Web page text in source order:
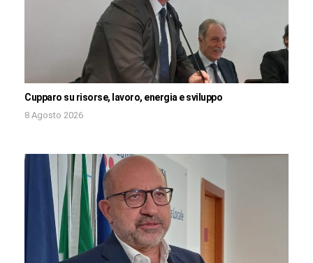
Cupparo su risorse, lavoro, energia e sviluppo
8 Agosto 2026